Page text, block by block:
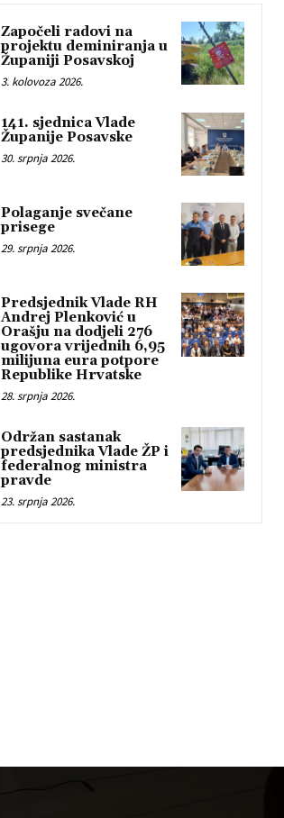
Započeli radovi na
projektu deminiranja u
Županiji Posavskoj
3. kolovoza 2026.
141. sjednica Vlade
Županije Posavske
30. srpnja 2026.
Polaganje svečane
prisege
29. srpnja 2026.
Predsjednik Vlade RH
Andrej Plenković u
Orašju na dodjeli 276
ugovora vrijednih 6,95
milijuna eura potpore
Republike Hrvatske
28. srpnja 2026.
Održan sastanak
predsjednika Vlade ŽP i
federalnog ministra
pravde
23. srpnja 2026.